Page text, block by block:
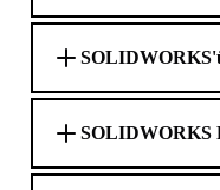
SOLIDWORKS